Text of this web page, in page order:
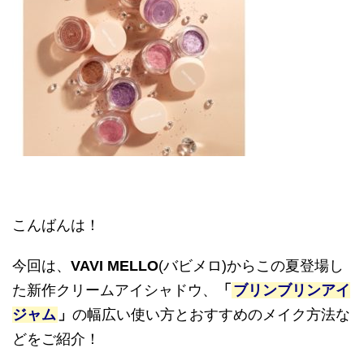
こんばんは！
今回は、 VAVI MELLO(バビメロ)からこの夏登場し
た新作クリームアイシャドウ、
「 ブリンブリンアイ
ジャム 」 の幅広い使い方とおすすめのメイク方法な
どをご紹介！